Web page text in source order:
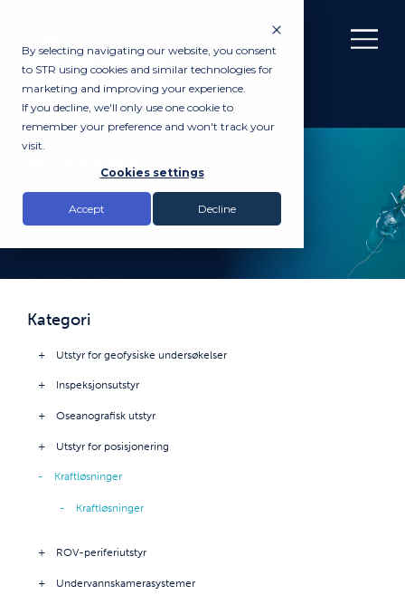
By selecting navigating our website, you consent
to STR using cookies and similar technologies for
marketing and improving your experience.
If you decline, we'll only use one cookie to
remember your preference and won't track your
visit.
Cookies settings
Accept Decline
PRODUKTER
Kraftløsninger
Kategori
Utstyr for geofysiske undersøkelser
Inspeksjonsutstyr
Oseanografisk utstyr
Utstyr for posisjonering
Kraftløsninger
Kraftløsninger
ROV-periferiutstyr
Undervannskamerasystemer